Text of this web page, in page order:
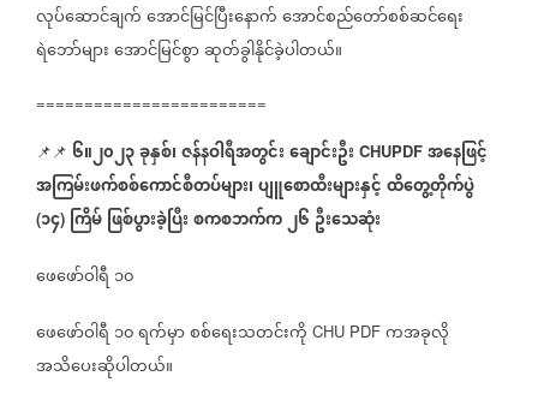
လုပ်ဆောင်ချက်အောင်မြင်ပြီးနောက်အောင်စည်တော်စစ်ဆင်ရေး
ရဲဘော်များအောင်မြင်စွာဆုတ်ခွါနိုင်ခဲ့ပါတယ်။
========================
📌📌 ၆။၂၀၂၃ခုနှစ်၊ဇန်နဝါရီအတွင်းချောင်းဦး CHUPDF အနေဖြင့်
အကြမ်းဖက်စစ်ကောင်စီတပ်များ၊ပျူစောထီးများနှင့်ထိတွေ့တိုက်ပွဲ
(၁၄) ကြိမ်ဖြစ်ပွားခဲ့ပြီးစကစဘက်က၂၆ ဦးသေဆုံး
ဖေဖော်ဝါရီ ၁၀
ဖေဖော်ဝါရီ ၁၀ရက်မှာစစ်ရေးသတင်းကို CHU PDF ကအခုလို
အသိပေးဆိုပါတယ်။